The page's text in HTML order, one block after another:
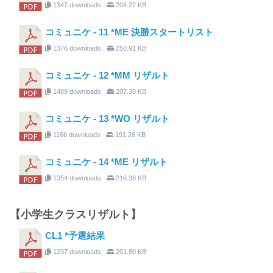
1347 downloads 206.22 KB
コミュニケ - 11 *ME 決勝スタートリスト
1376 downloads 250.91 KB
コミュニケ - 12 *MM リザルト
1489 downloads 207.38 KB
コミュニケ - 13 *WO リザルト
1166 downloads 191.26 KB
コミュニケ - 14 *ME リザルト
1354 downloads 216.38 KB
【小学生クラスリザルト】
CL1 *予選結果
1237 downloads 201.80 KB